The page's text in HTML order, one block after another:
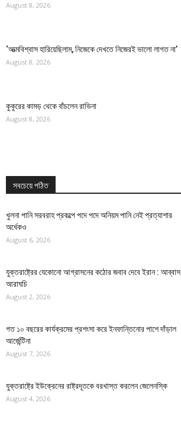
August 8, 2026
‘আত্মবিশ্বাস হারিয়েছিলাম, নিজেকে দেখতে নিজেরই ভালো লাগত না’
August 8, 2026
কুকুরের কামড় থেকে বাঁচলেন রাভিনা
August 8, 2026
সবচেয়ে পঠিত
খুলনা পানি সরবরাহ প্রকল্পে পদে পদে অনিয়ম পানি নেই প্রত্যাশার
অর্ধেকও
August 6, 2026
যুক্তরাষ্ট্রের যেকোনো আগ্রাসনের কঠোর জবাব দেবে ইরান : আব্বাস
আরাঘচি
August 2, 2026
গত ১০ বছরের কার্যক্রমের প্রশংসা করে ইনফান্তিনোর পাশে দাঁড়াল
আর্জেন্টিনা
August 7, 2026
যুক্তরাষ্ট্রে ইউক্রেনের রাষ্ট্রদূতকে বরখাস্ত করলেন জেলেনস্কি
August 4, 2026